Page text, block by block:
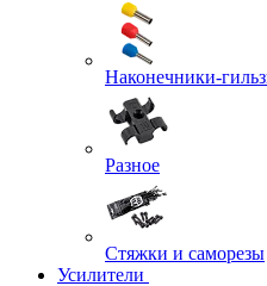
Наконечники-
Разное
Стяжки и саморезы
Усилители